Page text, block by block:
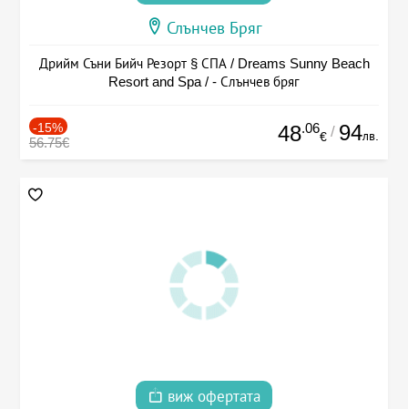
Слънчев Бряг
Дрийм Съни Бийч Резорт § СПА / Dreams Sunny Beach
Resort and Spa / - Слънчев бряг
-15%
56.75€ 48.06
€ / 94лв.
виж офертата